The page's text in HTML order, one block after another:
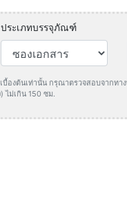
ประเภทบรรจุภัณฑ์
บื้องต้นเท่านั้น กรุณาตรวจสอบจากทา
ไม่เกิน 150 ซม.